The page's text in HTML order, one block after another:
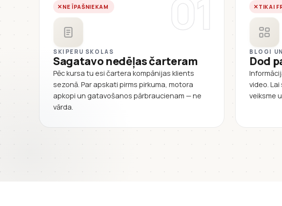
01
NE ĪPAŠNIEKAM
SKIPERU SKOLAS
Sagatavo nedēļas čarteram
Pēc kursa tu esi čartera kompānijas klients
sezonā. Par apskati pirms pirkuma, motora
apkopi un gatavošanos pārbraucienam — ne
vārda.
TIKAI
BLOGI
Dod
video.
veiksme